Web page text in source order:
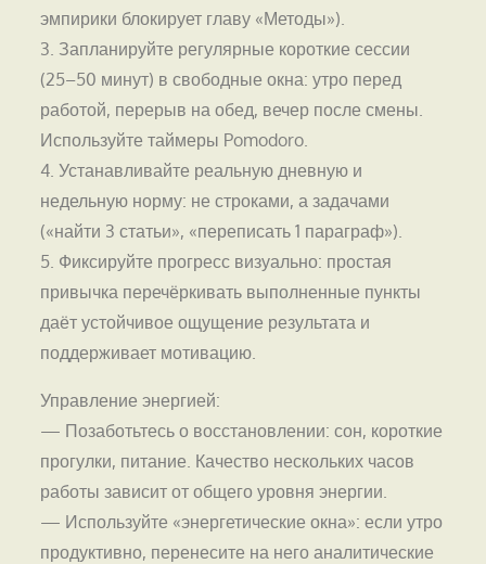
эмпирики блокирует главу «Методы»).
3. Запланируйте регулярные короткие сессии
(25–50 минут) в свободные окна: утро перед
работой, перерыв на обед, вечер после смены.
Используйте таймеры Pomodoro.
4. Устанавливайте реальную дневную и
недельную норму: не строками, а задачами
(«найти 3 статьи», «переписать 1 параграф»).
5. Фиксируйте прогресс визуально: простая
привычка перечёркивать выполненные пункты
даёт устойчивое ощущение результата и
поддерживает мотивацию.
Управление энергией:
— Позаботьтесь о восстановлении: сон, короткие
прогулки, питание. Качество нескольких часов
работы зависит от общего уровня энергии.
— Используйте «энергетические окна»: если утро
продуктивно, перенесите на него аналитические